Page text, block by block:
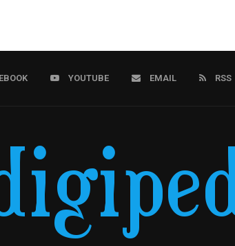
YOUTUBE EMAIL RSS